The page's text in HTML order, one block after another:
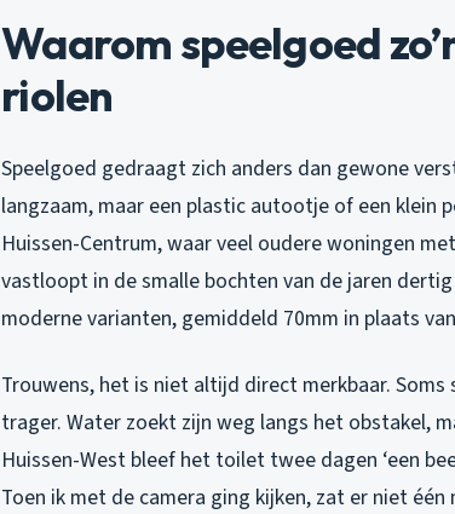
Waarom speelgoed
riolen
Speelgoed gedraagt zich anders dan gewone
langzaam, maar een plastic autootje of een klein
Huissen-Centrum, waar veel oudere woningen
vastloopt in de smalle bochten van de jaren
moderne varianten, gemiddeld 70mm in plaats
Trouwens, het is niet altijd direct merkbaar.
trager. Water zoekt zijn weg langs het obstakel,
Huissen-West bleef het toilet twee dagen ‘een
Toen ik met de camera ging kijken, zat er niet